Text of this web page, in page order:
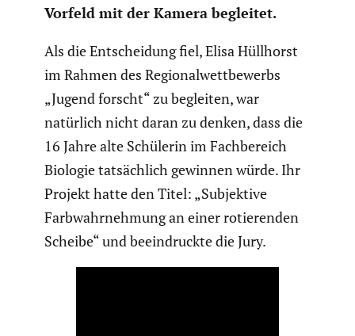
Vorfeld mit der Kamera begleitet.
Als die Entschei­dung fiel, Elisa Hüllhorst
im Rahmen des Regio­nal­wett­be­werbs
„Jugend forscht“ zu begleiten, war
natürlich nicht daran zu denken, dass die
16 Jahre alte Schülerin im Fachbe­reich
Biologie tatsäch­lich gewinnen würde. Ihr
Projekt hatte den Titel: „Subjek­tive
Farbwahr­neh­mung an einer rotie­renden
Scheibe“ und beein­druckte die Jury.